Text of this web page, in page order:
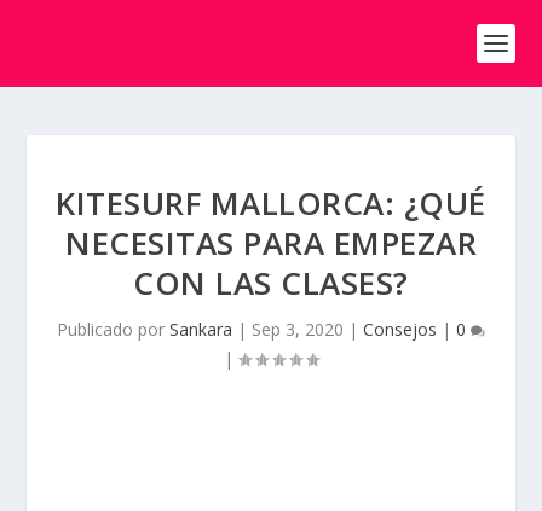
KITESURF MALLORCA: ¿QUÉ
NECESITAS PARA EMPEZAR
CON LAS CLASES?
Publicado por Sankara | Sep 3, 2020 | Consejos | 0
|